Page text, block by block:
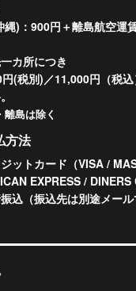
縄)：900円＋離島航空運
カ所につき
(税別)／11,000円（税
島は除く
方法
ジットカード（VISA /
EXPRESS / DINERS
振込（振込先は別途メー